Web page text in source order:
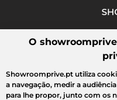
Pesquisar uma
Todas as vendas Moda
O
Showroomprive.pt utiliza
a navegação, medir a
para lhe propor, junto com os